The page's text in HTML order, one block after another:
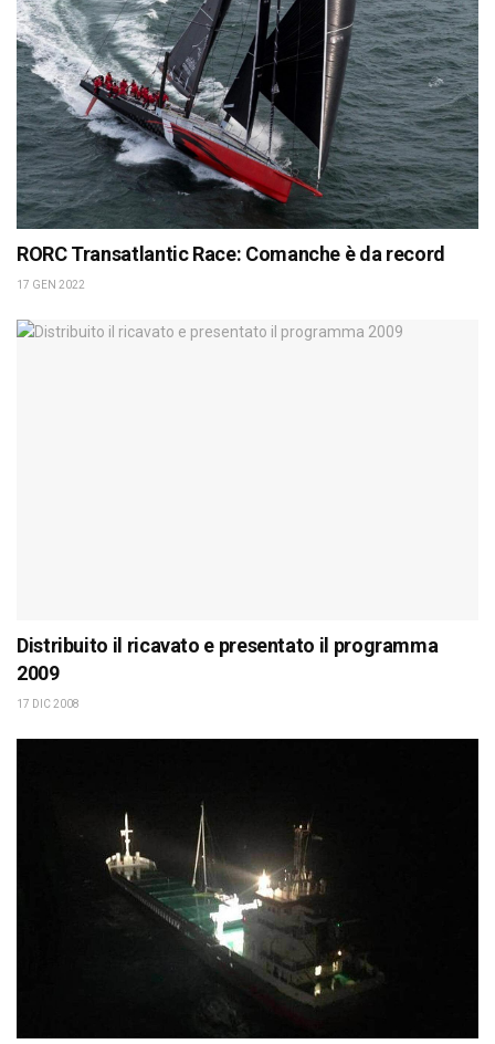
RORC Transatlantic Race: Comanche è da record
17 GEN 2022
Distribuito il ricavato e presentato il programma
2009
17 DIC 2008